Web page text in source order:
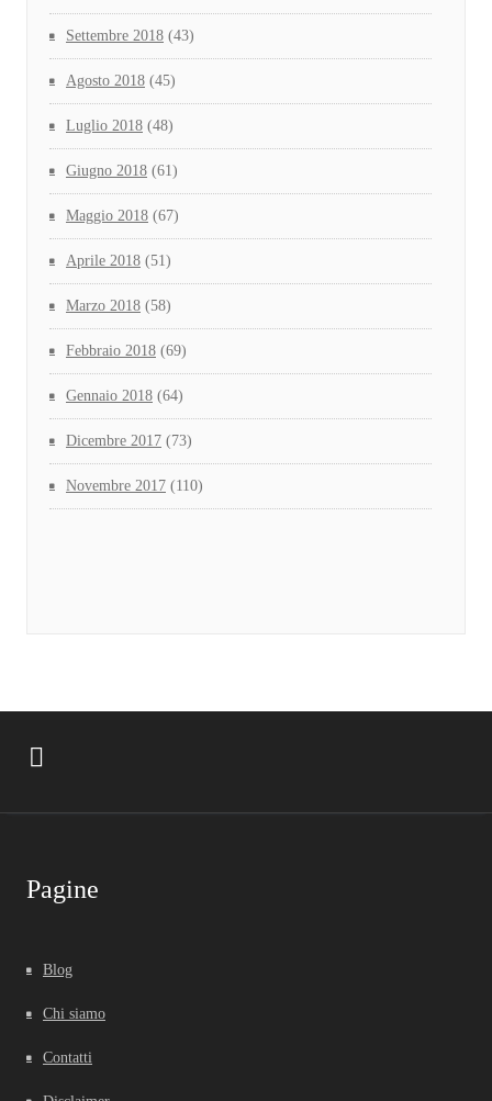
Settembre 2018 (43)
Agosto 2018 (45)
Luglio 2018 (48)
Giugno 2018 (61)
Maggio 2018 (67)
Aprile 2018 (51)
Marzo 2018 (58)
Febbraio 2018 (69)
Gennaio 2018 (64)
Dicembre 2017 (73)
Novembre 2017 (110)
Pagine
Blog
Chi siamo
Contatti